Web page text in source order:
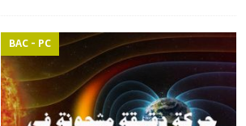
BAC - PC